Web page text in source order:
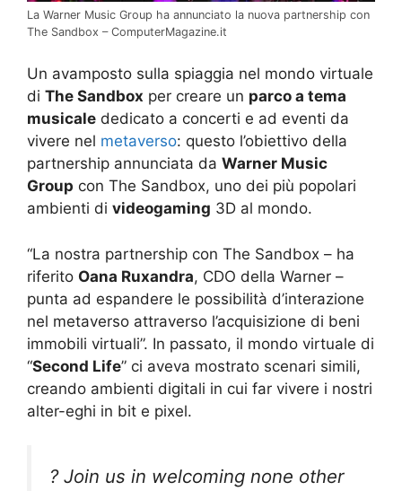
La Warner Music Group ha annunciato la nuova partnership con
The Sandbox – ComputerMagazine.it
Un avamposto sulla spiaggia nel mondo virtuale
di The Sandbox per creare un parco a tema
musicale dedicato a concerti e ad eventi da
vivere nel metaverso: questo l’obiettivo della
partnership annunciata da Warner Music
Group con The Sandbox, uno dei più popolari
ambienti di videogaming 3D al mondo.
“La nostra partnership con The Sandbox – ha
riferito Oana Ruxandra, CDO della Warner –
punta ad espandere le possibilità d’interazione
nel metaverso attraverso l’acquisizione di beni
immobili virtuali”. In passato, il mondo virtuale di
“Second Life” ci aveva mostrato scenari simili,
creando ambienti digitali in cui far vivere i nostri
alter-eghi in bit e pixel.
? Join us in welcoming none other